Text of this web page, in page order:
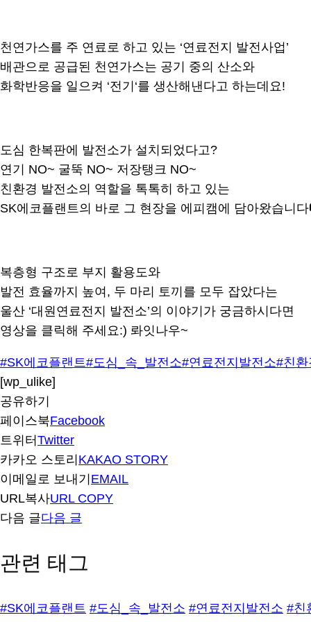
천연가스를 주 연료로 하고 있는 ‘연료전지 발전사업’
배관으로 공급된 천연가스는 공기 중의 산소와
화학반응을 일으켜 ‘전기‘를 생산해낸다고 하는데요!
도심 한복판에 발전소가 설치되었다고?
연기 NO~ 굴뚝 NO~ 저장탱크 NO~
친환경 발전소의 역할을 톡톡히 하고 있는
SK에코플랜트의 바로 그 현장을 에피캠에 담아왔습니
복층형 구조로 부지 활용도와
발전 효율까지 높여, 두 마리 토끼를 모두 잡았다는
울산 ‘대원연료전지 발전소’의 이야기가 궁금하시다면
영상을 클릭해 주세요:) 롸잇나우~
#SK에코플랜트#도심_속_발전소#연료전지발전소#친환
[wp_ulike]
공유하기
페이스북Facebook
트위터 Twitter
카카오 스토리 KAKAO STORY
이메일로 보내기 EMAIL
URL복사URL COPY
다음 글다음 글
관련 태그
#SK에코플랜트 #도심_속_발전소 #연료전지발전소 #친